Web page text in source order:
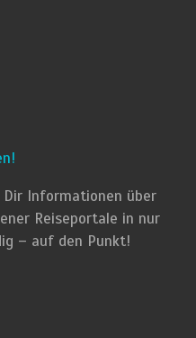
Informationen über
Reiseportale in nur
– auf den Punkt!